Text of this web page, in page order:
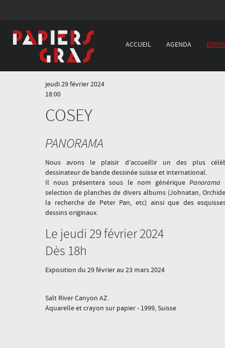
ACCUEIL AGENDA
jeudi 29 février 2024
18:00
COSEY
PANORAMA
Nous avons le plaisir d’accueillir un des plus
dessinateur de bande dessinée suisse et international.
Il nous présentera sous le nom générique Panorama
selection de planches de divers albums (Johnatan,
la recherche de Peter Pan, etc) ainsi que des
dessins originaux.
Le jeudi 29 février 2024
Dès 18h
Exposition du 29 février au 23 mars 2024
Salt River Canyon AZ.
Aquarelle et crayon sur papier - 1999, Suisse